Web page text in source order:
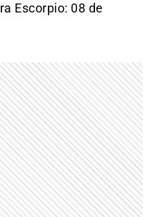
Escorpio: 08 de